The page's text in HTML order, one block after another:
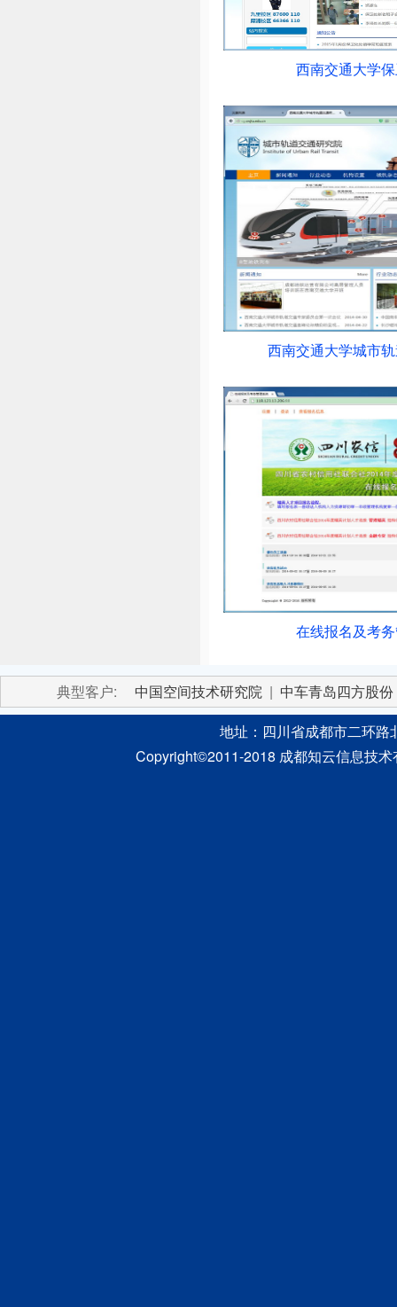
西南交通大学
西南交通大学城市
在线报名及考
典型客户: 中国空间技术研究院 | 中车青岛四方股份
地址：四川省成都市二环
Copyright©2011-2018 成都知云信息技